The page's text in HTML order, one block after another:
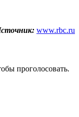
www.rbc.ru
проголосовать.